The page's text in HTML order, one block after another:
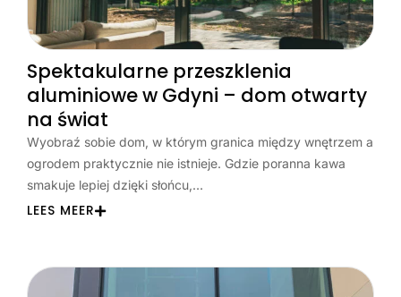
Spektakularne przeszklenia
aluminiowe w Gdyni – dom otwarty
na świat
Wyobraź sobie dom, w którym granica między wnętrzem a
ogrodem praktycznie nie istnieje. Gdzie poranna kawa
smakuje lepiej dzięki słońcu,…
LEES MEER